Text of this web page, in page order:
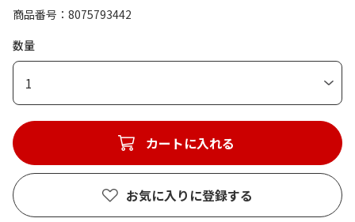
商品番号
8075793442
数量
1
カートに入れる
お気に入りに登録する